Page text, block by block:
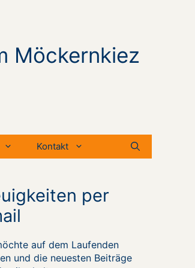
Möckernkiez
Kontakt
per
auf dem Laufenden
und die neuesten Beiträge